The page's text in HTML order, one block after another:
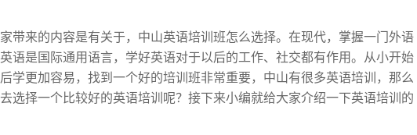
带来的内容是有关于，中山英语培训班怎么选择。在现代，掌握一门外语
语是国际通用语言，学好英语对于以后的工作、社交都有作用。从小开始
学更加容易，找到一个好的培训班非常重要，中山有很多英语培训，那么
选择一个比较好的英语培训呢？接下来小编就给大家介绍一下英语培训的